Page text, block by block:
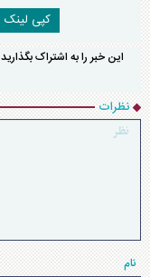
کپی لینک
این خبر را به اشتراک بگذارید
نظرات
نام